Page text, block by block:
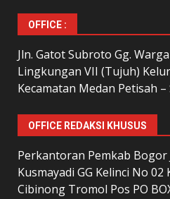
OFFICE :
Jln. Gatot Subroto Gg.
Lingkungan VII (Tujuh)
Kecamatan Medan Petisah
OFFICE REDAKSI KHUSUS
Perkantoran Pemkab Bogor
Kusmayadi GG Kelinci No 02
Cibinong Tromol Pos PO